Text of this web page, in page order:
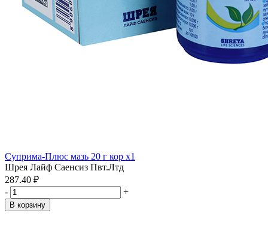
Суприма-Плюс мазь 20 г кор x1
Шрея Лайф Саенсиз Пвт.Лтд
287.40 ₽
-
+
В корзину